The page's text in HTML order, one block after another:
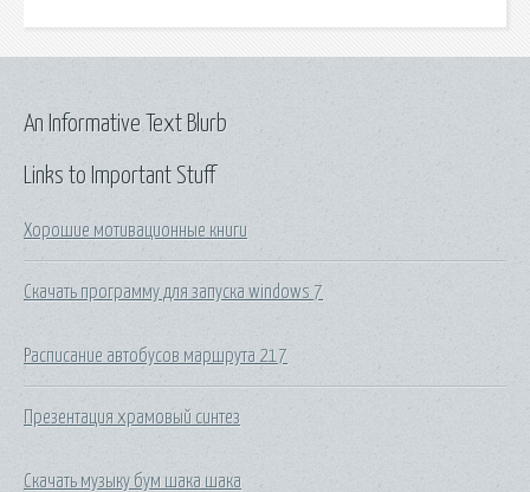
Links to Important Stuff
Хорошие мотивационные книги
Скачать программу для запуска windows 7
Расписание автобусов маршрута 217
Презентация храмовый синтез
Скачать музыку бум шака шака
An Informative Text Blurb